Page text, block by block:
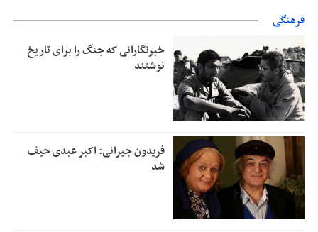
فرهنگی
خبرنگارانی که جنگ را برای تاریخ
نوشتند
فریدون جیرانی: اکبر عبدی حیف
شد